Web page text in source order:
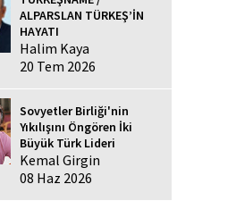
ALPARSLAN TÜRKEŞ’İN
HAYATI
Halim Kaya
20 Tem 2026
Sovyetler Birliği'nin
Yıkılışını Öngören İki
Büyük Türk Lideri
Kemal Girgin
08 Haz 2026